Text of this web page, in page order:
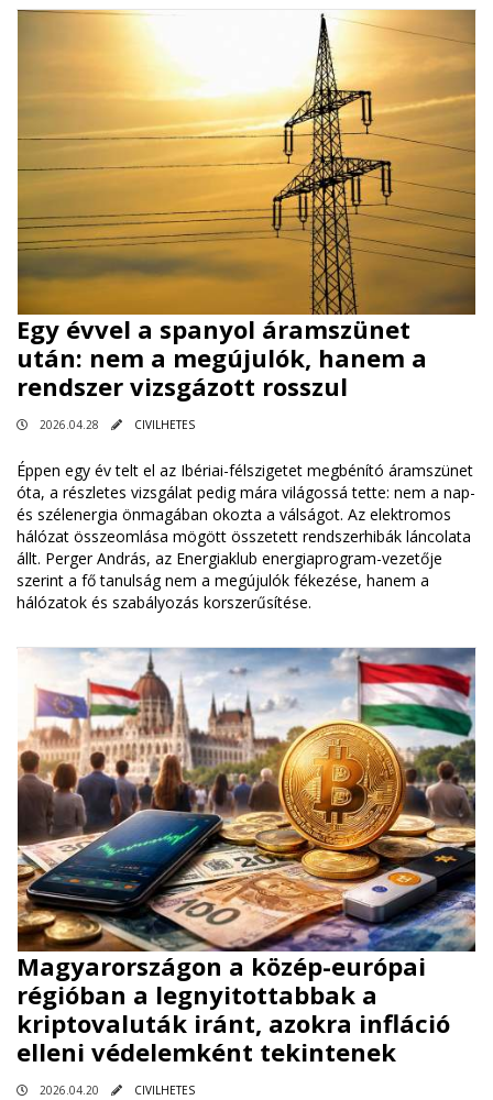
Egy évvel a spanyol áramszünet
után: nem a megújulók, hanem a
rendszer vizsgázott rosszul
2026.04.28 CIVILHETES
Éppen egy év telt el az Ibériai-félszigetet megbénító áramszünet
óta, a részletes vizsgálat pedig mára világossá tette: nem a nap-
és szélenergia önmagában okozta a válságot. Az elektromos
hálózat összeomlása mögött összetett rendszerhibák láncolata
állt. Perger András, az Energiaklub energiaprogram-vezetője
szerint a fő tanulság nem a megújulók fékezése, hanem a
hálózatok és szabályozás korszerűsítése.
Magyarországon a közép-európai
régióban a legnyitottabbak a
kriptovaluták iránt, azokra infláció
elleni védelemként tekintenek
2026.04.20 CIVILHETES